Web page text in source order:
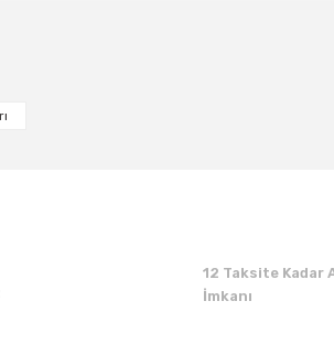
12 Taksite Kadar
İmkanı